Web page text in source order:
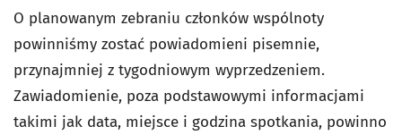
O planowanym zebraniu członków wspólnoty
powinniśmy zostać powiadomieni pisemnie,
przynajmniej z tygodniowym wyprzedzeniem.
Zawiadomienie, poza podstawowymi informacjami
takimi jak data, miejsce i godzina spotkania, powinno